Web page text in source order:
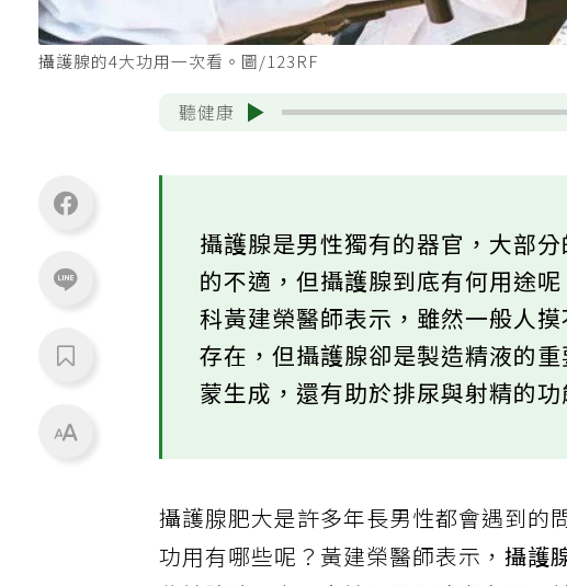
攝護腺的4大功用一次看。圖/123RF
聽健康
攝護腺是男性獨有的器官，大部
的不適，但攝護腺到底有何用途
科黃建榮醫師表示，雖然一般人
存在，但攝護腺卻是製造精液的
蒙生成，還有助於排尿與射精的
攝護腺肥大是許多年長男性都會遇到
功用有哪些呢？黃建榮醫師表示，攝護